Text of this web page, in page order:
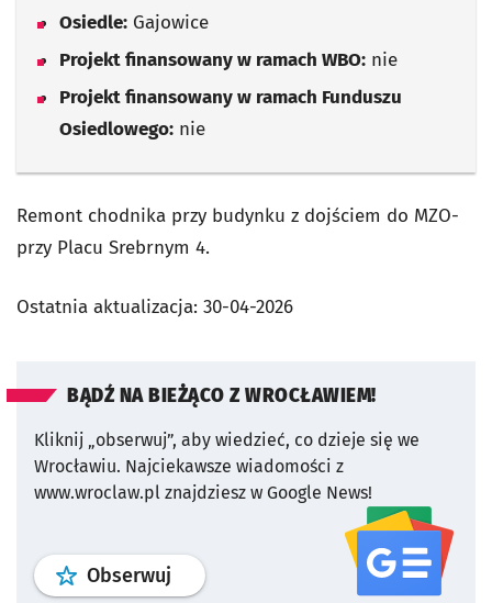
Osiedle: Gajowice
Projekt finansowany w ramach WBO: nie
Projekt finansowany w ramach Funduszu
Osiedlowego: nie
Remont chodnika przy budynku z dojściem do MZO-
przy Placu Srebrnym 4.
Ostatnia aktualizacja: 30-04-2026
BĄDŹ NA BIEŻĄCO Z WROCŁAWIEM!
Kliknij „obserwuj”, aby wiedzieć, co dzieje się we
Wrocławiu. Najciekawsze wiadomości z
www.wroclaw.pl znajdziesz w Google News!
Obserwuj profil serwisu